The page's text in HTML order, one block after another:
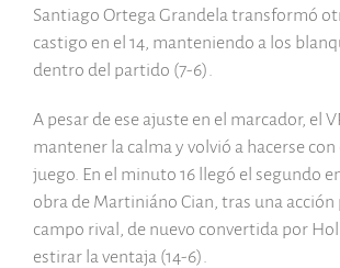
Santiago Ortega Grandela transformó
castigo en el 14, manteniendo a los
dentro del partido (7-6).
A pesar de ese ajuste en el marcador, el
mantener la calma y volvió a hacerse
juego. En el minuto 16 llegó el segundo
obra de Martiniáno Cian, tras una
campo rival, de nuevo convertida por
estirar la ventaja (14-6).